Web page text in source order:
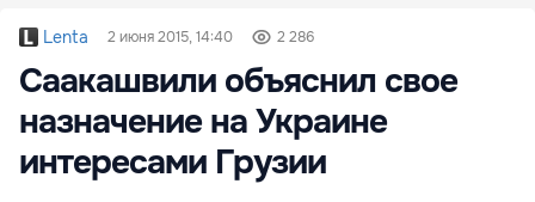
Lenta 2 июня 2015, 14:40 2 286
Саакашвили объяснил свое
назначение на Украине
интересами Грузии